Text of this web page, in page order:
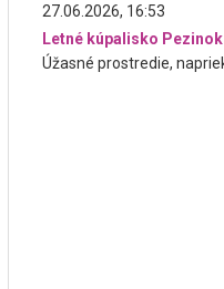
27.06.2026, 16:53
Letné kúpalisko Pezinok